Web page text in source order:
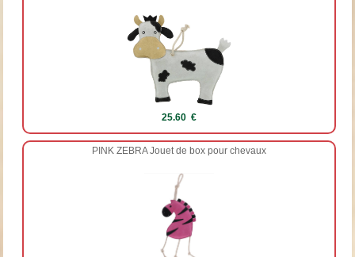
25.60 €
PINK ZEBRA Jouet de box pour chevaux